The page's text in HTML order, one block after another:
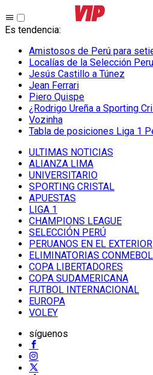
Es tendencia:
Amistosos de Perú para
Localías de la Selección
Jesús Castillo a Túnez
Jean Ferrari
Piero Quispe
¿Rodrigo Ureña a Sporting
Vozinha
Tabla de posiciones Liga 1
ULTIMAS NOTICIAS
ALIANZA LIMA
UNIVERSITARIO
SPORTING CRISTAL
APUESTAS
LIGA 1
CHAMPIONS LEAGUE
SELECCIÓN PERÚ
PERUANOS EN EL EXTERIOR
ELIMINATORIAS CONMEBOL
COPA LIBERTADORES
COPA SUDAMERICANA
FUTBOL INTERNACIONAL
EUROPA
VOLEY
síguenos